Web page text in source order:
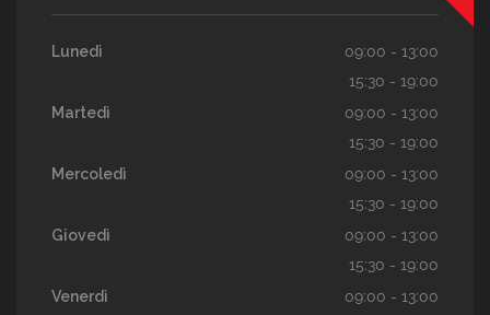
Lunedì
09:00 - 13:00
15:30 - 19:00
Martedì
09:00 - 13:00
15:30 - 19:00
Mercoledì
09:00 - 13:00
15:30 - 19:00
Giovedì
09:00 - 13:00
15:30 - 19:00
Venerdì
09:00 - 13:00